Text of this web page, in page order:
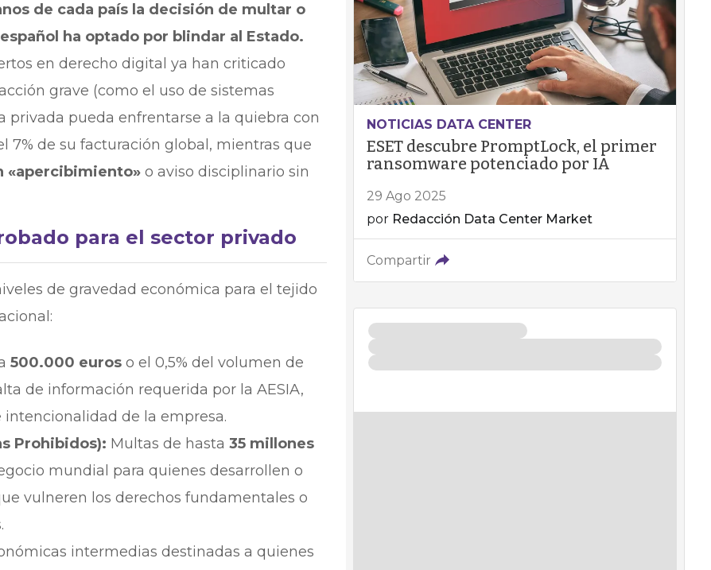
de cada país la decisión de multar o
ha optado por blindar al Estado.
en derecho digital ya han criticado
grave (como el uso de sistemas
pueda enfrentarse a la quiebra con
7% de su facturación global, mientras que
«apercibimiento» o aviso disciplinario sin
para el sector privado
de gravedad económica para el tejido
500.000 euroso el 0,5% del volumen de
de información requerida por la AESIA,
de la empresa.
Prohibidos): Multas de hasta 35 millones
mundial para quienes desarrollen o
vulneren los derechos fundamentales o
intermedias destinadas a quienes
NOTICIAS DATA CENTER
ESET descubre PromptLock, el primer
ransomware potenciado por IA
29 Ago 2025
por Redacción Data Center Market
Compartir